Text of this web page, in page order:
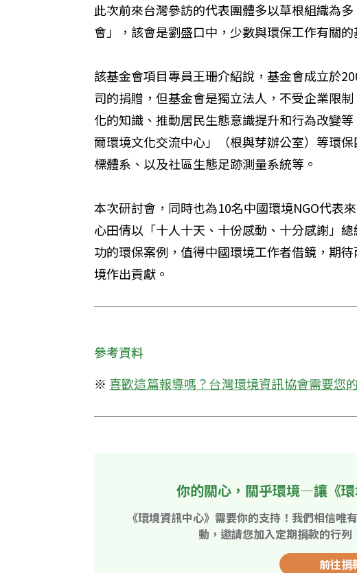
此次前來台灣參訪的代表團體多以草根組織為
會」，該會是劉盛口中，少數與環保工作有關的
該基金會項目專員王珊介紹說，基金會成立於
司的捐贈，但基金會是獨立法人，不受企業限
化的知識、推動居民生態意識提升和行為改變
爾環境文化交流中心」（根與芽辦公室）等環
標體系、以及社區生態足跡測量系統等。
本次研討會，同時也為10名中國環境NGO代表
心田倩以「十人十天、十份感動、十分感謝」
功的環保案例，值得中國環境工作者借鏡，期
境作出貢獻。
參考資料
※ 喜歡這篇報導嗎？台灣環境資訊協會需要您
你的關心，關乎環境—讓《
《環境資訊中心》需要你的支持！我們相信
動，邀請您加入定期捐款的行列
前往捐